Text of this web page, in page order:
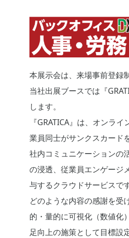
本展示会は、来場事前登録
当社出展ブースでは『
します。
『GRATICA』は、オンラ
業員同士がサンクスカード
社内コミュニケーションの
の浸透、従業員エンゲージ
与するクラウドサービスで
どのような内容の感謝を受
的・量的に可視化（数値化
足向上の施策として目標設